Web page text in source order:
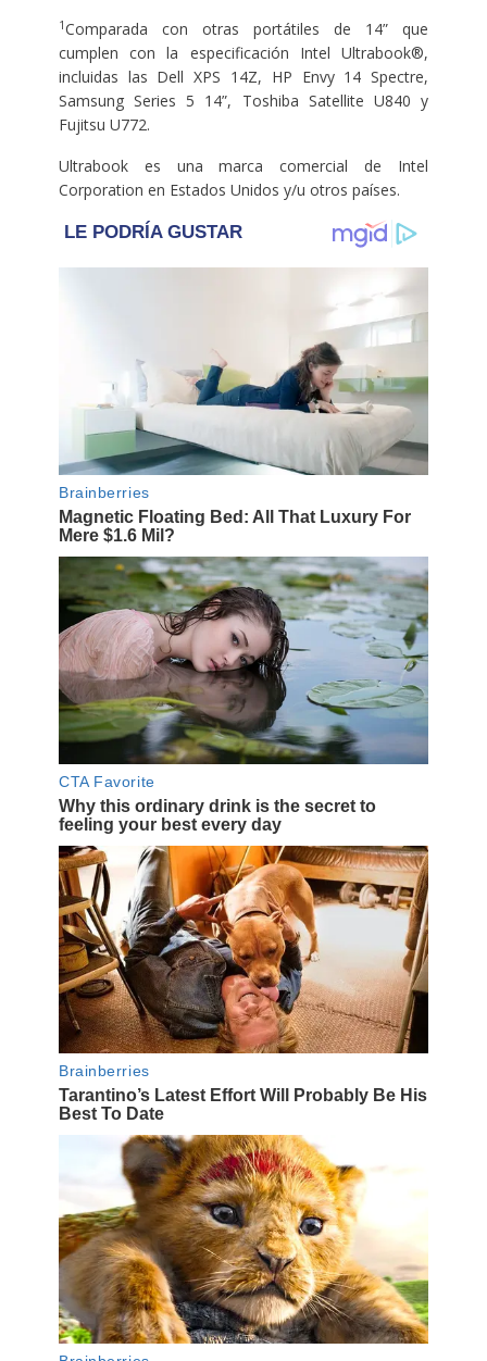
1Comparada con otras portátiles de 14” que
cumplen con la especificación Intel Ultrabook®,
incluidas las Dell XPS 14Z, HP Envy 14 Spectre,
Samsung Series 5 14”, Toshiba Satellite U840 y
Fujitsu U772.
Ultrabook es una marca comercial de Intel
Corporation en Estados Unidos y/u otros países.